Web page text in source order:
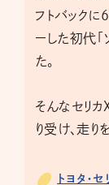
フトバック
ーした初代
た。
そんなセリ
り受け、走り
トヨタ・